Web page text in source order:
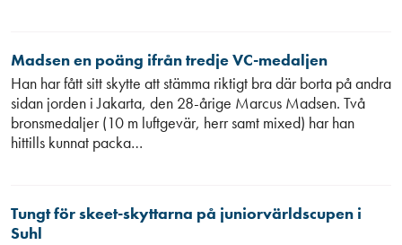
Madsen en poäng ifrån tredje VC-medaljen
Han har fått sitt skytte att stämma riktigt bra där borta på andra
sidan jorden i Jakarta, den 28-årige Marcus Madsen. Två
bronsmedaljer (10 m luftgevär, herr samt mixed) har han
hittills kunnat packa…
Tungt för skeet-skyttarna på juniorvärldscupen i
Suhl